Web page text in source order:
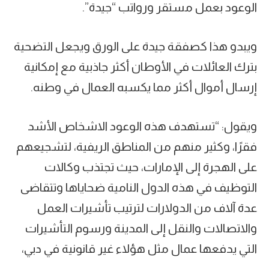
الوعود بعمل مستقر ورواتب “جيدة”.
ويبدو هذا كصفقة جيدة على الورق ويجعل التضحية
بترك العائلات في الأوطان أكثر جاذبية مع إمكانية
إرسال أموال أكثر مما يكسبه العمال في وطنه.
ويقول: “تستهدف هذه الوعود الاشخاص الأشد
فقرًا، وكثير منهم من المناطق الريفية، لتشجيعهم
على الهجرة إلى الإمارات، حيث تجتذب وكالات
التوظيف في هذه الدول النامية ضحاياها وتتقاضى
عدة آلاف من الدولارات لترتيب تأشيرات العمل
والاتصالات والنقل إلى المدينة ورسوم التأشيرات
التي يدفعها عمال مثل هؤلاء غير قانونية في دبي،